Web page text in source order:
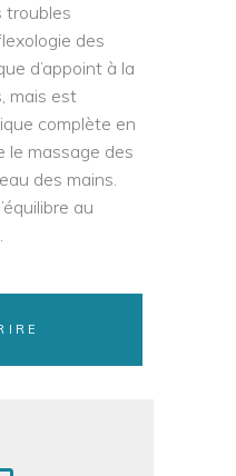
troubles
des
d’appoint à la
mais est
complète en
le massage des
des mains.
au